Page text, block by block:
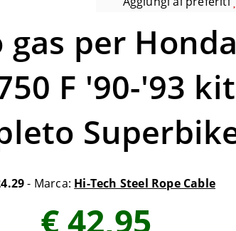
gas per Honda
F '90-'93 kit
- Marca: Hi-Tech Steel Rope Cable
€ 42,95